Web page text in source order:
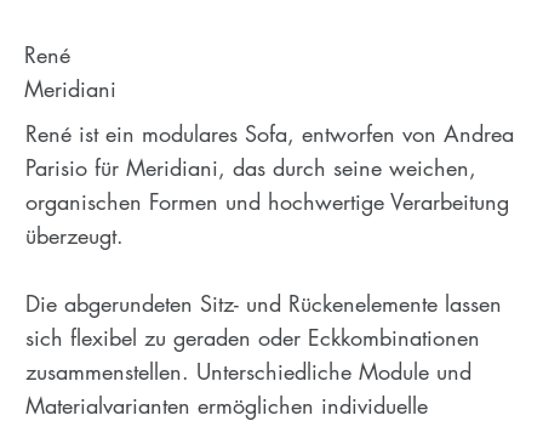
René
Meridiani
René ist ein modulares Sofa, entworfen von Andrea
Parisio für Meridiani, das durch seine weichen,
organischen Formen und hochwertige Verarbeitung
überzeugt.
Die abgerundeten Sitz- und Rückenelemente lassen
sich flexibel zu geraden oder Eckkombinationen
zusammenstellen. Unterschiedliche Module und
Materialvarianten ermöglichen individuelle